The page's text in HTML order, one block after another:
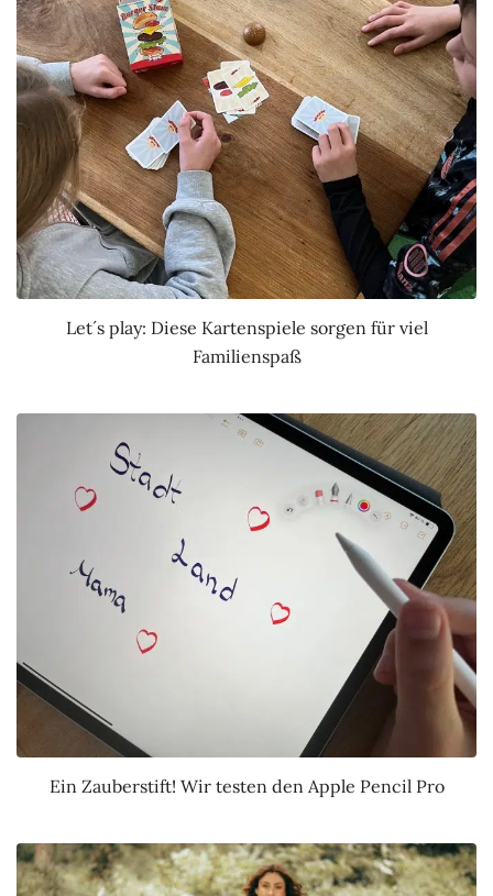
Let´s play: Diese Kartenspiele sorgen für viel
Familienspaß
Ein Zauberstift! Wir testen den Apple Pencil Pro